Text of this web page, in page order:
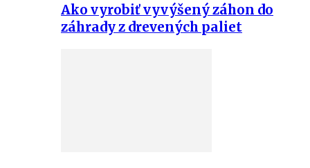
Ako vyrobiť vyvýšený záhon do
záhrady z drevených paliet